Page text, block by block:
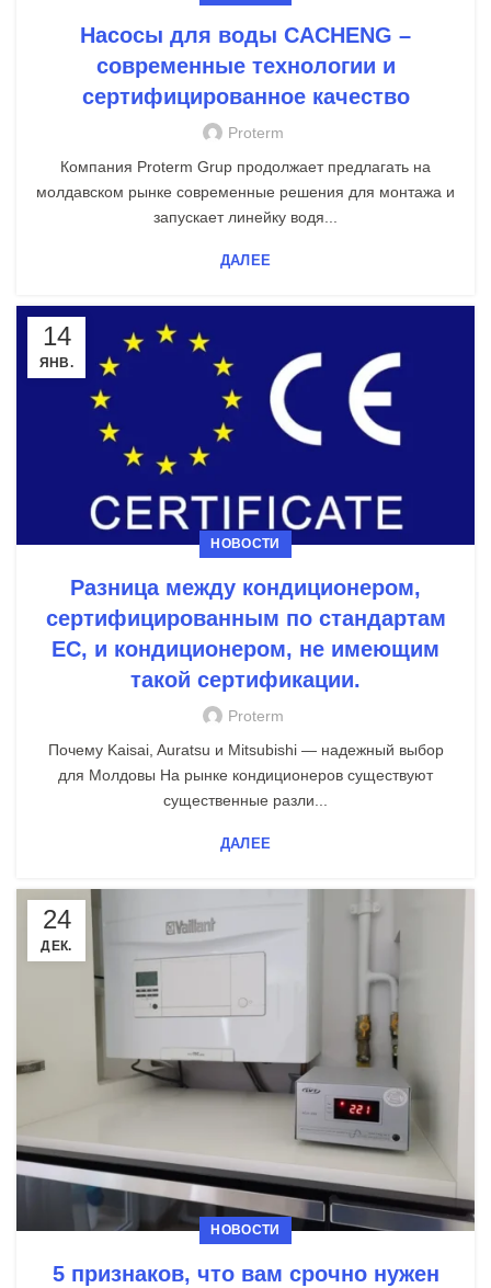
Насосы для воды CACHENG –
современные технологии и
сертифицированное качество
Proterm
Компания Proterm Grup продолжает предлагать на
молдавском рынке современные решения для монтажа и
запускает линейку водя...
ДАЛЕЕ
14
ЯНВ.
НОВОСТИ
Разница между кондиционером,
сертифицированным по стандартам
ЕС, и кондиционером, не имеющим
такой сертификации.
Proterm
Почему Kaisai, Auratsu и Mitsubishi — надежный выбор
для Молдовы На рынке кондиционеров существуют
существенные разли...
ДАЛЕЕ
24
ДЕК.
НОВОСТИ
5 признаков, что вам срочно нужен